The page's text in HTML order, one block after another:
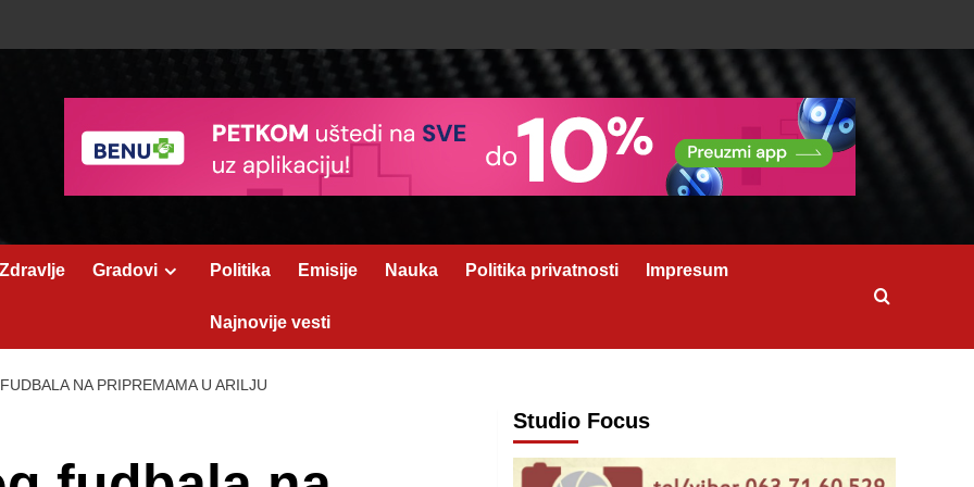
Zdravlje Gradovi Politika Emisije Nauka Politika privatnosti Impresum
Najnovije vesti
NA PRIPREMAMA U ARILJU
Studio Focus